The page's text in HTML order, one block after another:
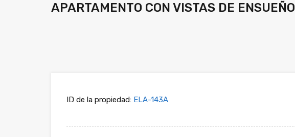
APARTAMENTO CON VISTAS DE ENSUEÑO
ID de la propiedad: ELA-143A